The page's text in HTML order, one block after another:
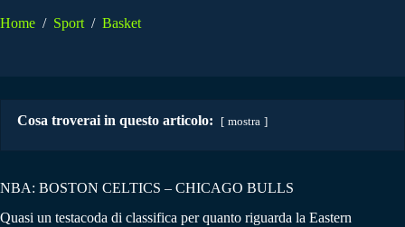
Home / Sport / Basket
Cosa troverai in questo articolo: mostra
NBA: BOSTON CELTICS – CHICAGO BULLS
Quasi un testacoda di classifica per quanto riguarda la Eastern